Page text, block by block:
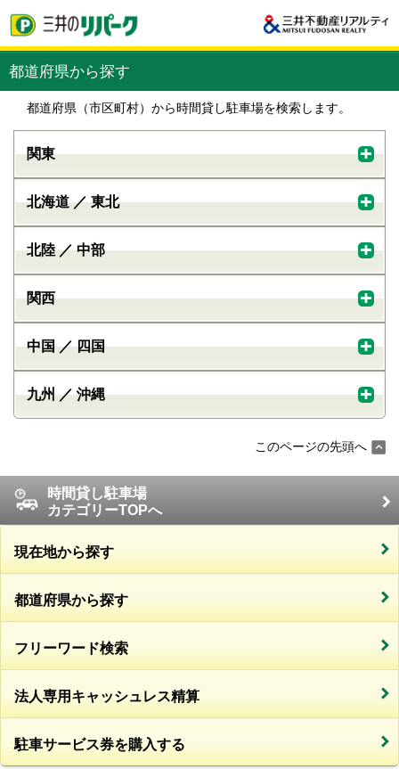
都道府県から探す
都道府県（市区町村）から時間貸し駐車場を検索します。
関東
北海道 ／ 東北
北陸 ／ 中部
関西
中国 ／ 四国
九州 ／ 沖縄
このページの先頭へ
時間貸し駐車場
カテゴリーTOPへ
現在地から探す
都道府県から探す
フリーワード検索
法人専用キャッシュレス精算
駐車サービス券を購入する